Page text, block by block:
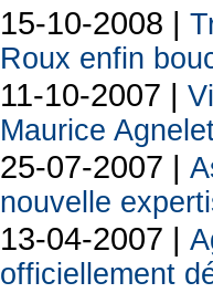
15-10-2008 |
Roux enfin
11-10-2007 |
Maurice
25-07-2007 |
nouvelle
13-04-2007 |
officiellement